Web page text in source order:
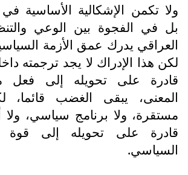
ولا تكمن الإشكالية الأساسية
بل في الفجوة بين الوعي
العراقي يدرك عمق الأزمة
لكن هذا الإدراك لا يجد ترجمته
قادرة على تحويله إلى فعل
المعنى، يبقى الغضب قائما،
مستقرة، ولا برنامج سياسي، ولا
قادرة على تحويله إلى قوة
السياسي.